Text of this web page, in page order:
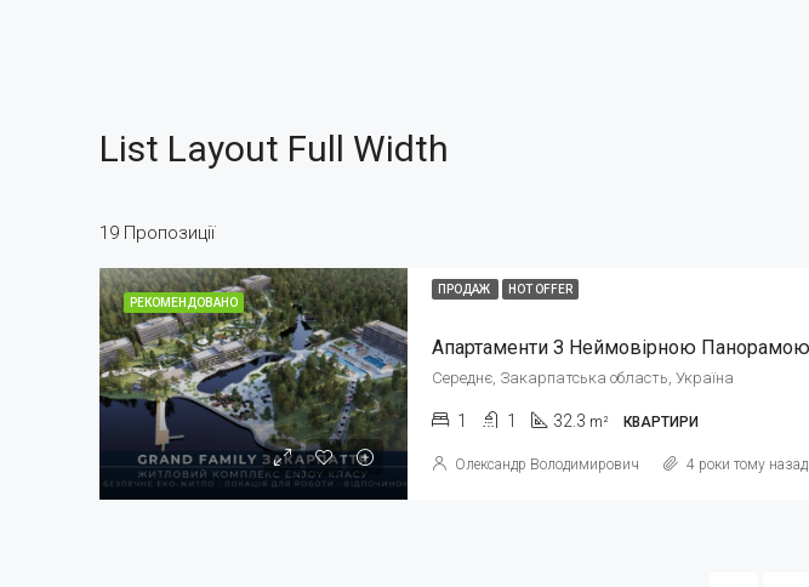
List Layout Full Width
19 Пропозиції
РЕКОМЕНДОВАНО
ПРОДАЖ HOT OFFER
Середнє, Закарпатська область, Україна
1 1 32.3 m² КВАРТИРИ
Олександр Володимирович 4 роки тому назад